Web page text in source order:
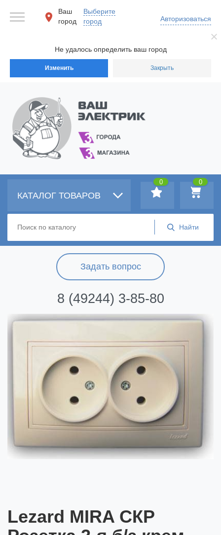
Не удалось определить ваш город
Изменить Закрыть
Ваш
город
Выберите
город
Авторизоваться
Задать вопрос
8 (49244) 3-85-80
КАТАЛОГ ТОВАРОВ
0
0
Lezard MIRA СКР